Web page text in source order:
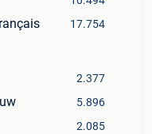
17.754
2.377
5.896
2.085